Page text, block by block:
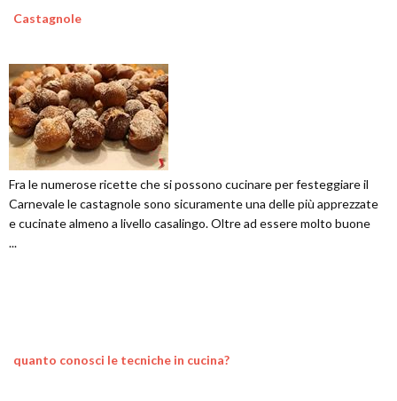
Castagnole
Fra le numerose ricette che si possono cucinare per festeggiare il
Carnevale le castagnole sono sicuramente una delle più apprezzate
e cucinate almeno a livello casalingo. Oltre ad essere molto buone
...
quanto conosci le tecniche in cucina?